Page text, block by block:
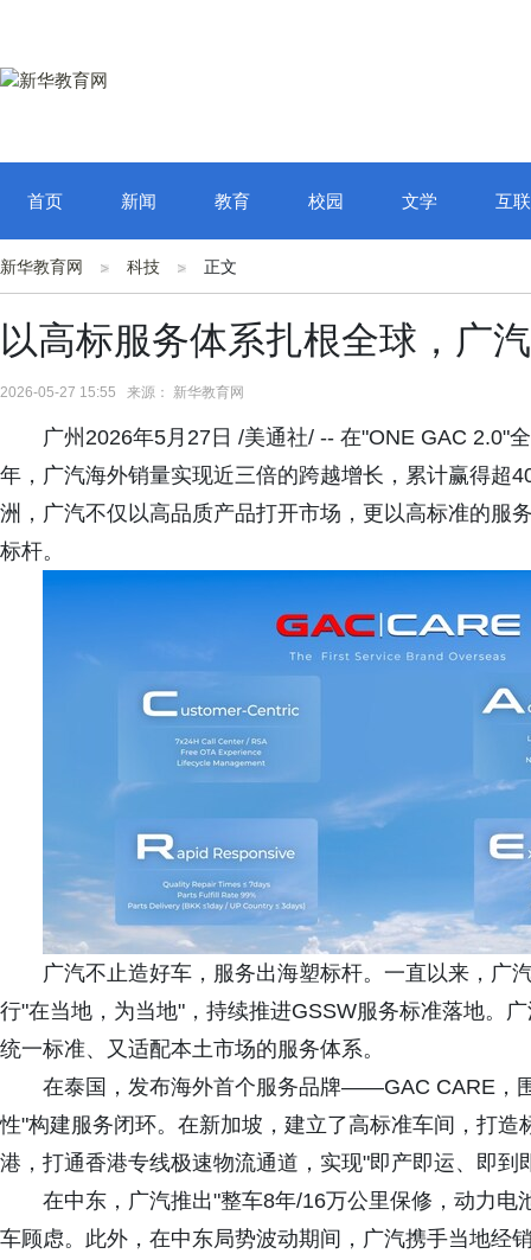
首页 新闻 教育 校园 文学 互
新华教育网 科技 正文
以高标服务体系扎根全球，广
2026-05-27 15:55 来源： 新华教育网
广州2026年5月27日 /美通社/ -- 在"ONE GAC 2.0"
年，广汽海外销量实现近三倍的跨越增长，累计赢得超
洲，广汽不仅以高品质产品打开市场，更以高标准的服
标杆。
广汽不止造好车，服务出海塑标杆。一直以来，广
行"在当地，为当地"，持续推进GSSW服务标准落地。
统一标准、又适配本土市场的服务体系。
在泰国，发布海外首个服务品牌——GAC CARE，
性"构建服务闭环。在新加坡，建立了高标准车间，打
港，打通香港专线极速物流通道，实现"即产即运、即
在中东，广汽推出"整车8年/16万公里保修，动力
车顾虑。此外，在中东局势波动期间，广汽携手当地经